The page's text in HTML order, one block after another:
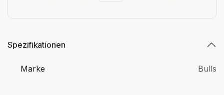
Spezifikationen
Marke Bulls